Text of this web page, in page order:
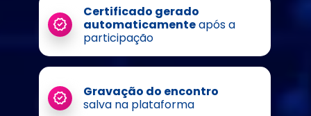
Certificado gerado
automaticamente após a
participação
salva na plataforma